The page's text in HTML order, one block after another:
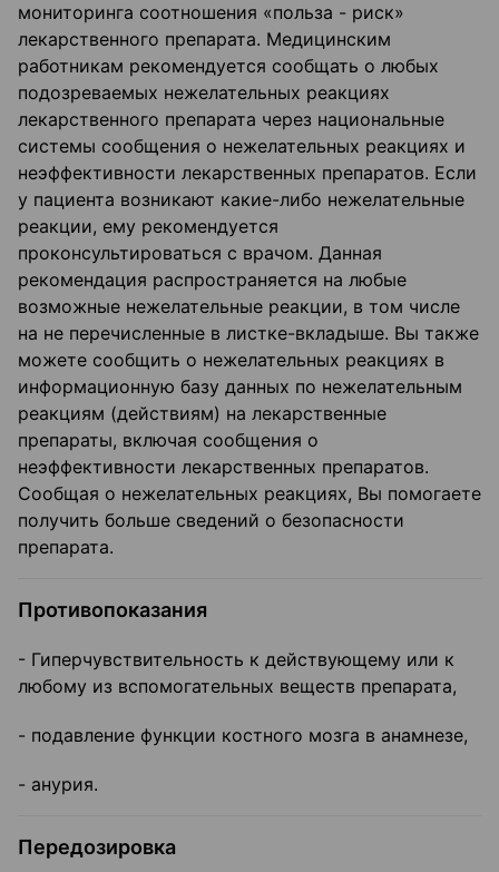
мониторинга соотношения «польза - риск»
лекарственного препарата. Медицинским
работникам рекомендуется сообщать о любых
подозреваемых нежелательных реакциях
лекарственного препарата через национальные
системы сообщения о нежелательных реакциях и
неэффективности лекарственных препаратов. Если
у пациента возникают какие-либо нежелательные
реакции, ему рекомендуется
проконсультироваться с врачом. Данная
рекомендация распространяется на любые
возможные нежелательные реакции, в том числе
на не перечисленные в листке-вкладыше. Вы также
можете сообщить о нежелательных реакциях в
информационную базу данных по нежелательным
реакциям (действиям) на лекарственные
препараты, включая сообщения о
неэффективности лекарственных препаратов.
Сообщая о нежелательных реакциях, Вы помогаете
получить больше сведений о безопасности
препарата.
Противопоказания
- Гиперчувствительность к действующему или к
любому из вспомогательных веществ препарата,
- подавление функции костного мозга в анамнезе,
- анурия.
Передозировка